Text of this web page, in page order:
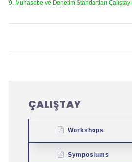
9. Muhasebe ve Denetim Standartları Çalıştayı
ÇALIŞTAY
Workshops
Symposiums